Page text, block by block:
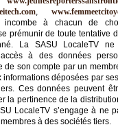
à chacun de
prémunir de toute tentative
La SASU LocaleTV
à des données
de son compte par un
déposées par
Ces données peuvent
la pertinence de la
LocaleTV s’engage à ne
à des sociétés tiers.